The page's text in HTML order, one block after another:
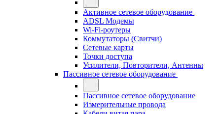
Активное сетевое оборудование
ADSL Модемы
Wi-Fi-роутеры
Коммутаторы (Свитчи)
Сетевые карты
Точки доступа
Усилители, Повторители, Антенны
Пассивное сетевое оборудование
Пассивное сетевое оборудование
Измерительные провода